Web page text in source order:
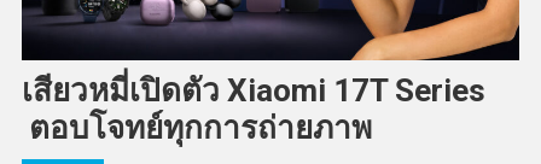
เสียวหมี่เปิดตัว Xiaomi 17T Series
ตอบโจทย์ทุกการถ่ายภาพ